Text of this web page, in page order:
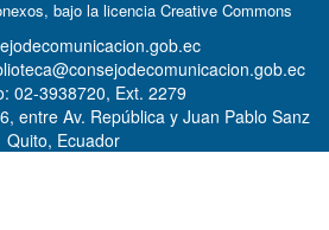
bajo la licencia Creative Commons
02-3938720, Ext. 2279
entre Av. República y Juan Pablo Sanz
Quito, Ecuador